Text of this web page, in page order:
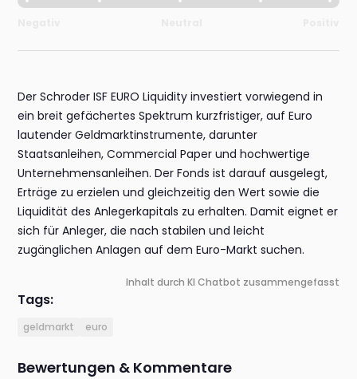
Der Schroder ISF EURO Liquidity investiert vorwiegend in
ein breit gefächertes Spektrum kurzfristiger, auf Euro
lautender Geldmarktinstrumente, darunter
Staatsanleihen, Commercial Paper und hochwertige
Unternehmensanleihen. Der Fonds ist darauf ausgelegt,
Erträge zu erzielen und gleichzeitig den Wert sowie die
Liquidität des Anlegerkapitals zu erhalten. Damit eignet er
sich für Anleger, die nach stabilen und leicht
zugänglichen Anlagen auf dem Euro-Markt suchen.
Inhalt durch KI Chatbot zusammengefasst
Tags:
geldmarkt euro
Bewertungen & Kommentare